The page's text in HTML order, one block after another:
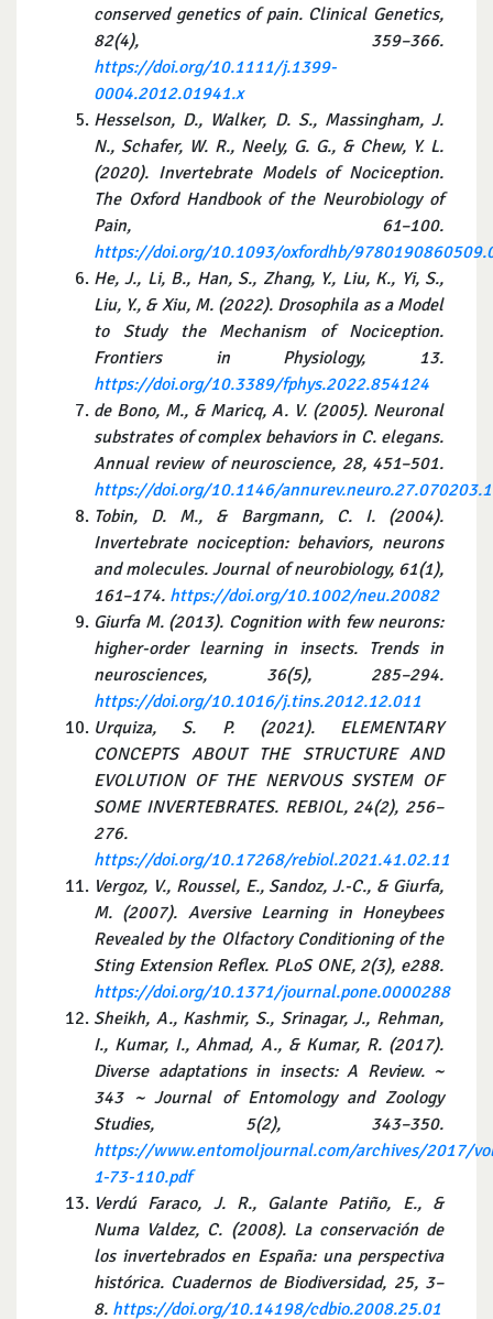
conserved genetics of pain. Clinical Genetics,
82(4), 359–366.
https://doi.org/10.1111/j.1399-
0004.2012.01941.x
Hesselson, D., Walker, D. S., Massingham, J.
N., Schafer, W. R., Neely, G. G., & Chew, Y. L.
(2020). Invertebrate Models of Nociception.
The Oxford Handbook of the Neurobiology of
Pain, 61–100.
https://doi.org/10.1093/oxfordhb/
He, J., Li, B., Han, S., Zhang, Y., Liu, K., Yi, S.,
Liu, Y., & Xiu, M. (2022). Drosophila as a Model
to Study the Mechanism of Nociception.
Frontiers in Physiology, 13.
https://doi.org/10.3389/fphys.2022.854124
de Bono, M., & Maricq, A. V. (2005). Neuronal
substrates of complex behaviors in C. elegans.
Annual review of neuroscience, 28, 451–501.
https://doi.org/10.1146/
Tobin, D. M., & Bargmann, C. I. (2004).
Invertebrate nociception: behaviors, neurons
and molecules.Journal of neurobiology, 61(1),
161–174. https://doi.org/10.1002/neu.20082
Giurfa M. (2013). Cognition with few neurons:
higher-order learning in insects. Trends in
neurosciences, 36(5), 285–294.
https://doi.org/10.1016/j.tins.2012.12.011
Urquiza, S. P. (2021). ELEMENTARY
CONCEPTS ABOUT THE STRUCTURE AND
EVOLUTION OF THE NERVOUS SYSTEM OF
SOME INVERTEBRATES. REBIOL, 24(2), 256–
276.
https://doi.org/10.17268/rebiol.2021.41.02.11
Vergoz, V., Roussel, E., Sandoz, J.-C., & Giurfa,
M. (2007). Aversive Learning in Honeybees
Revealed by the Olfactory Conditioning of the
Sting Extension Reflex. PLoS ONE, 2(3), e288.
https://doi.org/10.1371/journal.pone.0000288
Sheikh, A., Kashmir, S., Srinagar, J., Rehman,
I., Kumar, I., Ahmad, A., & Kumar, R. (2017).
Diverse adaptations in insects: A Review. ~
343 ~ Journal of Entomology and Zoology
Studies, 5(2), 343–350.
https://www.entomoljournal.com/archives/2017/
1-73-110.pdf
Verdú Faraco, J. R., Galante Patiño, E., &
Numa Valdez, C. (2008). La conservación de
los invertebrados en España: una perspectiva
histórica. Cuadernos de Biodiversidad, 25, 3–
8. https://doi.org/10.14198/cdbio.2008.25.01